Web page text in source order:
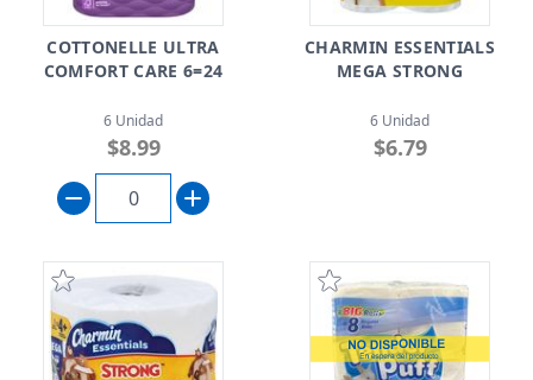
COTTONELLE ULTRA
COMFORT CARE 6=24
6 Unidad
$8.99
CHARMIN ESSENTIALS
MEGA STRONG
6 Unidad
$6.79